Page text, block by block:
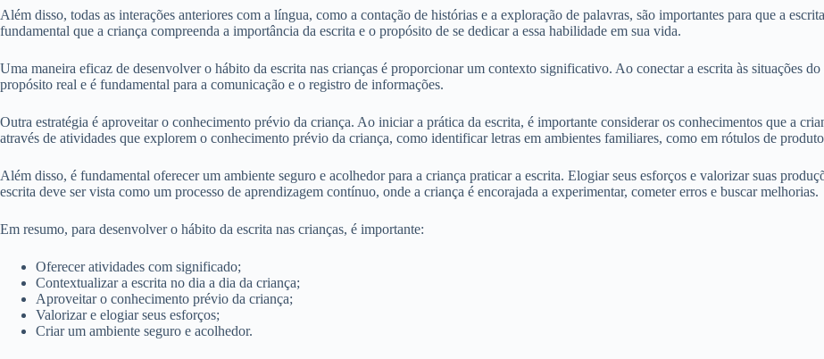
Além disso, todas as interações anteriores com a língua, como a contação de histórias e a exploração de palavras, são importantes para que a
fundamental que a criança compreenda a importância da escrita e o propósito de se dedicar a essa habilidade em sua vida.
Uma maneira eficaz de desenvolver o hábito da escrita nas crianças é proporcionar um contexto significativo. Ao conectar a escrita às situações
propósito real e é fundamental para a comunicação e o registro de informações.
Outra estratégia é aproveitar o conhecimento prévio da criança. Ao iniciar a prática da escrita, é importante considerar os conhecimentos que a
através de atividades que explorem o conhecimento prévio da criança, como identificar letras em ambientes familiares, como em rótulos de
Além disso, é fundamental oferecer um ambiente seguro e acolhedor para a criança praticar a escrita. Elogiar seus esforços e valorizar suas
escrita deve ser vista como um processo de aprendizagem contínuo, onde a criança é encorajada a experimentar, cometer erros e buscar melhorias.
Em resumo, para desenvolver o hábito da escrita nas crianças, é importante:
Oferecer atividades com significado;
Contextualizar a escrita no dia a dia da criança;
Aproveitar o conhecimento prévio da criança;
Valorizar e elogiar seus esforços;
Criar um ambiente seguro e acolhedor.